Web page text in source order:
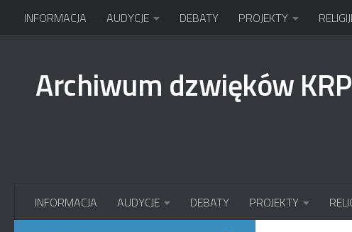
Przejdź do treści
INFORMACJA AUDYCJE DEBATY PROJEKTY
Archiwum dzwięków KRP
INFORMACJA AUDYCJE DEBATY PROJEKTY